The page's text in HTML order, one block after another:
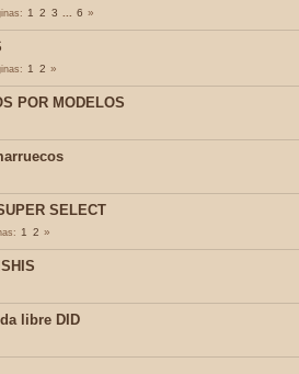
1 2 3 6
1 2
POR MODELOS
SELECT
1 2
libre DID